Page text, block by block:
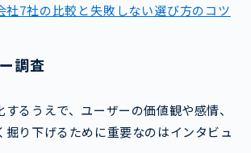
社7社の比較と失敗しない選び方のコツ
調査
るうえで、ユーザーの価値観や感情、
掘り下げるために重要なのはインタビュ